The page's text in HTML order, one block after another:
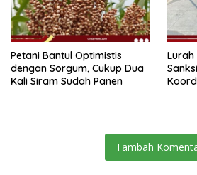
Petani Bantul Optimistis
dengan Sorgum, Cukup Dua
Kali Siram Sudah Panen
Lurah
Tambah